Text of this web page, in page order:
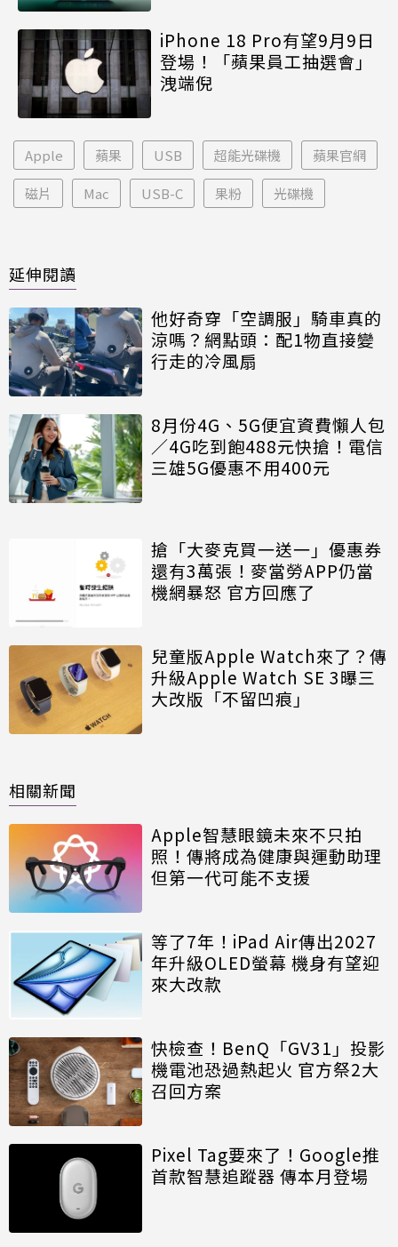
iPhone 18 Pro有望9月9日
登場！「蘋果員工抽選會」
洩端倪
Apple 蘋果 USB 超能光碟機 蘋果官網
磁片 Mac USB-C 果粉 光碟機
延伸閱讀
他好奇穿「空調服」騎車真的
涼嗎？網點頭：配1物直接變
行走的冷風扇
8月份4G、5G便宜資費懶人包
／4G吃到飽488元快搶！電信
三雄5G優惠不用400元
搶「大麥克買一送一」優惠券
還有3萬張！麥當勞APP仍當
機網暴怒 官方回應了
兒童版Apple Watch來了？傳
升級Apple Watch SE 3曝三
大改版「不留凹痕」
相關新聞
Apple智慧眼鏡未來不只拍
照！傳將成為健康與運動助理
但第一代可能不支援
等了7年！iPad Air傳出2027
年升級OLED螢幕 機身有望迎
來大改款
快檢查！BenQ「GV31」投影
機電池恐過熱起火 官方祭2大
召回方案
Pixel Tag要來了！Google推
首款智慧追蹤器 傳本月登場